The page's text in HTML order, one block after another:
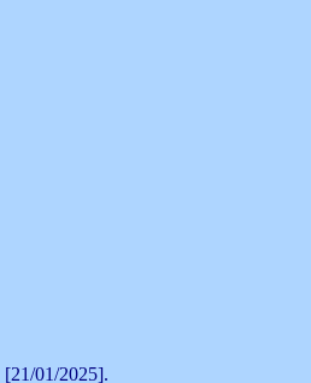
[21/01/2025].